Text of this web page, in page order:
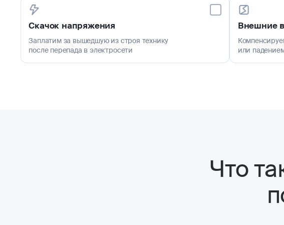
Скачок напряжения
Заплатим за вышедшую из строя технику
после перепада в электросети
Внешние
или
Что